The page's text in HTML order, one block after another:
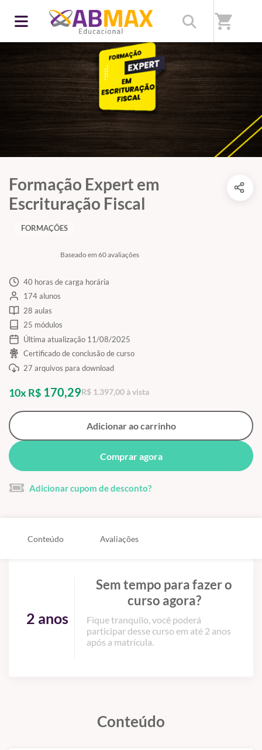
shopping_cart
Formação Expert em
Escrituração Fiscal
Baseado em 60 avaliações
FORMAÇÕES
40 horas de carga horária
174 alunos
28 aulas
25 módulos
Última atualização 11/08/2025
Certificado de conclusão de curso
27 arquivos para download
10x R$ 170,29R$ 1.397,00 à vista
Adicionar ao carrinho
Comprar agora
Adicionar cupom de desconto?
Conteúdo Avaliações
2 anos
Sem tempo para fazer o
curso agora?
Fique tranquilo, você poderá
participar desse curso em até 2 anos
após a matrícula.
Conteúdo